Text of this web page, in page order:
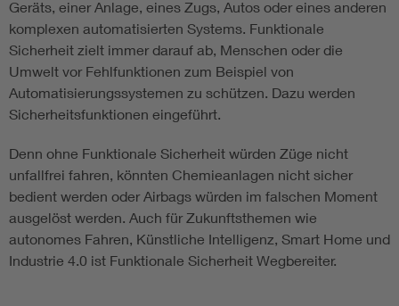
Electromobility
Energy efficiency
Energy storage
Functional safety
Geräts, einer Anlage, eines Zugs, Autos oder eines anderen
komplexen automatisierten Systems. Funktionale
Sicherheit zielt immer darauf ab, Menschen oder die
Umwelt vor Fehlfunktionen zum Beispiel von
Automatisierungssystemen zu schützen. Dazu werden
Sicherheitsfunktionen eingeführt.
Denn ohne Funktionale Sicherheit würden Züge nicht
unfallfrei fahren, könnten Chemieanlagen nicht sicher
bedient werden oder Airbags würden im falschen Moment
ausgelöst werden. Auch für Zukunftsthemen wie
autonomes Fahren, Künstliche Intelligenz, Smart Home und
Industrie 4.0 ist Funktionale Sicherheit Wegbereiter.